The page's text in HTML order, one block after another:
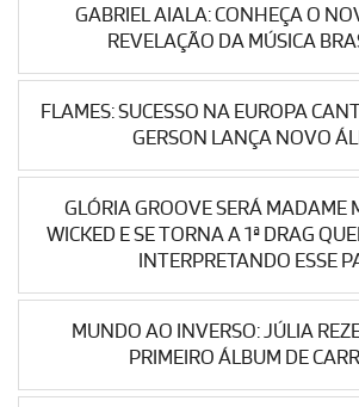
GABRIEL AIALA: CONHEÇA O
REVELAÇÃO DA MÚSICA
FLAMES: SUCESSO NA EUROPA
GERSON LANÇA NOVO
GLÓRIA GROOVE SERÁ MADAME
WICKED E SE TORNA A 1ª DRAG
INTERPRETANDO ESSE
MUNDO AO INVERSO: JÚLIA
PRIMEIRO ÁLBUM DE